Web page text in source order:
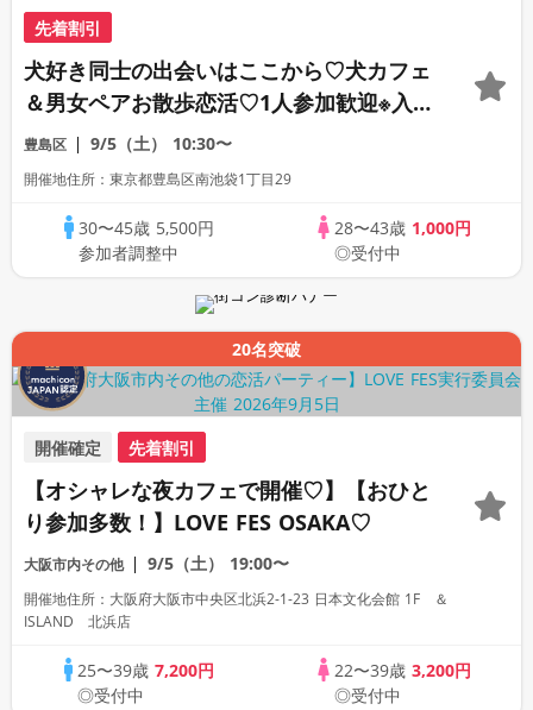
先着割引
犬好き同士の出会いはここから♡犬カフェ
＆男女ペアお散歩恋活♡1人参加歓迎※入場
料1800円別途必要★わんことふれあえるお
やつ付き
豊島区 9/5（土） 10:30〜
開催地住所：東京都豊島区南池袋1丁目29
30〜45歳 5,500円
参加者調整中
28〜43歳 1,000円
◎受付中
20名突破
開催確定 先着割引
【オシャレな夜カフェで開催♡】【おひと
り参加多数！】LOVE FES OSAKA♡
大阪市内その他 9/5（土） 19:00〜
開催地住所：大阪府大阪市中央区北浜2-1-23 日本文化会館 1F ＆
ISLAND 北浜店
25〜39歳7,200円
◎受付中
22〜39歳 3,200円
◎受付中